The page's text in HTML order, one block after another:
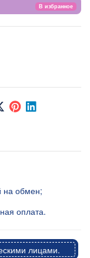
В избранное
на обмен;
оплата.
лицами.